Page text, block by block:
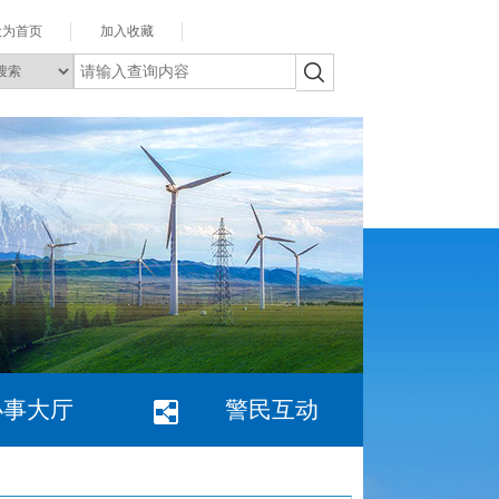
首页 加入收藏
大厅 警民互动